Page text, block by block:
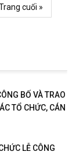
cuối »
BỐ VÀ TRAO
TỔ CHỨC, CÁN
LỄ CÔNG